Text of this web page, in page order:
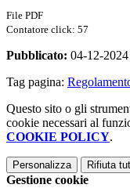
File PDF
Contatore click: 57
Pubblicato: 04-12-
Tag pagina:
Questo sito o gli
cookie necessari al
COOKIE POLICY.
Personalizza Rifiuta
Gestione cookie